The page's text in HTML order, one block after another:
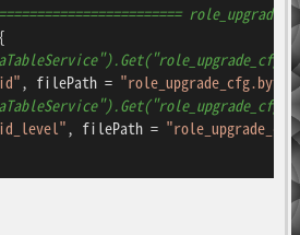
, filePath =
, filePath =